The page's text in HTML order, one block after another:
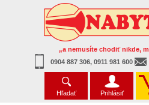
„a nemusíte chodiť nikde,
0904 887 306, 0911 981 600
Hľadať Prihlásiť